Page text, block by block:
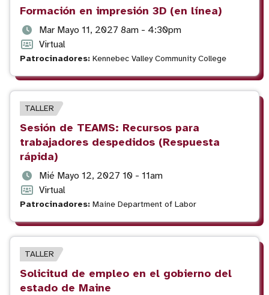
DE
Título
del
evento
Formación en impresión 3D (en línea)
Fecha
y
hora
del
evento
Mar Mayo 11, 2027 8am - 4:30pm
Formato
del
evento
Virtual
Patrocinadores: Kennebec Valley Community College
TIPO
DE
EVENTO
TALLER
Título
del
evento
Sesión de TEAMS: Recursos para
trabajadores despedidos (Respuesta
rápida)
Fecha
y
hora
del
evento
Mié Mayo 12, 2027 10 - 11am
Formato
del
evento
Virtual
Patrocinadores: Maine Department of Labor
TIPO
DE
EVENTO
TALLER
Título
del
Solicitud de empleo en el gobierno del
estado de Maine